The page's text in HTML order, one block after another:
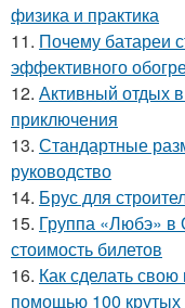
физика и практика
11. Почему батареи
эффективного
12. Активный отдых
приключения
13. Стандартные
руководство
14. Брус для
15. Группа «Любэ» в
стоимость билетов
16. Как сделать
помощью 100 крутых